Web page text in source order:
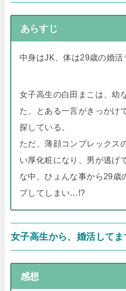
あらすじ
中身はJK、体は29歳の婚活
女子高生の白田まこは、幼
た、とある一言がきっかけ
探している。
ただ、薄顔コンプレックス
い厚化粧になり、男が逃げ
な中、ひょんな事から29歳
プしてしまい…!?
女子高生から、婚活して
感想